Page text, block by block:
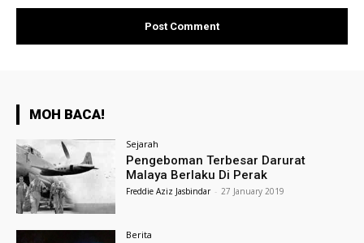
MOH BACA!
Sejarah
Pengeboman Terbesar Darurat
Malaya Berlaku Di Perak
Freddie Aziz Jasbindar - 27 January 2019
Berita